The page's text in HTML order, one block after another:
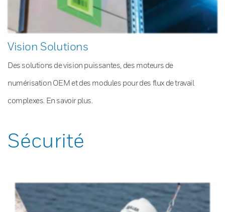
Vision Solutions
Des solutions de vision puissantes, des moteurs de
numérisation OEM et des modules pour des flux de travail
complexes. En savoir plus.
Sécurité